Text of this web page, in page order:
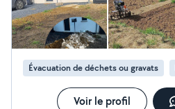
Évacuation de déchets ou gravats
Voir le profil